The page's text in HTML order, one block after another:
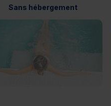
Sans hébergement